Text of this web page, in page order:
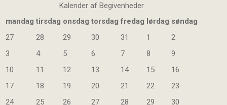
Kalender af Begivenheder
mandag tirsdag onsdag torsdag fredag lørdag søndag
27
28 29 30 31 1
2
3
4 5 6 7 8
9
10
11 12 13 14 15
16
17
18 19 20 21 22
23
24
25 26 27 28 29
30